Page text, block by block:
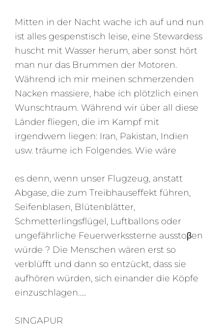
Mitten in der Nacht wache ich auf und nun
ist alles gespenstisch leise, eine Stewardess
huscht mit Wasser herum, aber sonst hört
man nur das Brummen der Motoren.
Während ich mir meinen schmerzenden
Nacken massiere, habe ich plötzlich einen
Wunschtraum. Während wir über all diese
Länder fliegen, die im Kampf mit
irgendwem liegen: Iran, Pakistan, Indien
usw. träume ich Folgendes. Wie wäre
es denn, wenn unser Flugzeug, anstatt
Abgase, die zum Treibhauseffekt führen,
Seifenblasen, Blütenblätter,
Schmetterlingsflügel, Luftballons oder
ungefährliche Feuerwerkssterne ausstoβen
würde ? Die Menschen wären erst so
verblüfft und dann so entzückt, dass sie
aufhören würden, sich einander die Köpfe
einzuschlagen…..
SINGAPUR